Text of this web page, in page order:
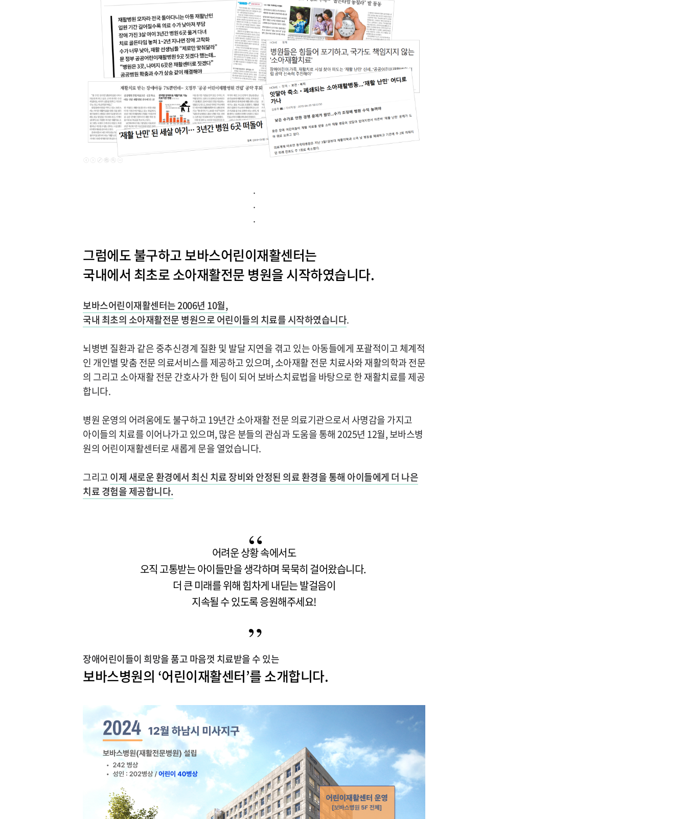
.
.
.
그럼에도 불구하고 보바스어린이재활센터는
국내에서 최초로 소아재활전문 병원을 시작하였습니다.
보바스어린이재활센터는 2006년 10월,
국내 최초의 소아재활전문 병원으로 어린이들의 치료를 시작하였습니다.
뇌병변 질환과 같은 중추신경계 질환 및 발달 지연을 겪고 있는 아동들에게 포괄적이고 체계적
인 개인별 맞춤 전문 의료서비스를 제공하고 있으며, 소아재활 전문 치료사와 재활의학과 전문
의 그리고 소아재활 전문 간호사가 한 팀이 되어 보바스치료법을 바탕으로 한 재활치료를 제공
합니다.
병원 운영의 어려움에도 불구하고 19년간 소아재활 전문 의료기관으로서 사명감을 가지고
아이들의 치료를 이어나가고 있으며, 많은 분들의 관심과 도움을 통해 2025년 12월, 보바스병
원의 어린이재활센터로 새롭게 문을 열었습니다.
그리고이제 새로운 환경에서 최신 치료 장비와 안정된 의료 환경을 통해 아이들에게 더 나은
치료 경험을 제공합니다.
어려운 상황 속에서도
오직 고통받는 아이들만을 생각하며 묵묵히 걸어왔습니다.
더 큰 미래를 위해 힘차게 내딛는 발걸음이
지속될 수 있도록 응원해주세요!
장애어린이들이 희망을 품고 마음껏 치료받을 수 있는
보바스병원의 ‘어린이재활센터’를 소개합니다.